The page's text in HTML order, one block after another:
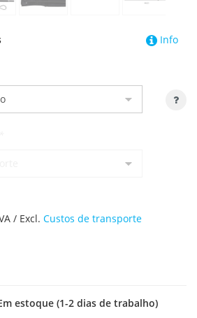
Info
/ Excl. Custos de transporte
estoque (1-2 dias de trabalho)